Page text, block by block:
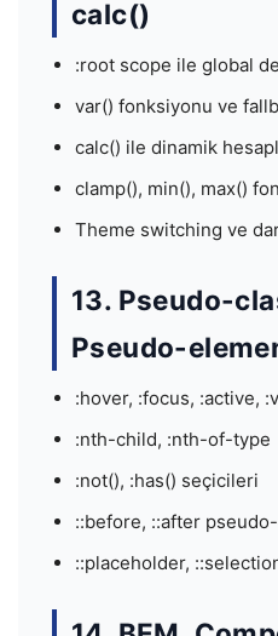
calc()
:root scope ile global
var() fonksiyonu ve
calc() ile dinamik
clamp(), min(), max()
Theme switching ve
13. Pseudo-
Pseudo-
:hover, :focus, :active,
:nth-child, :nth-of-type
:not(), :has() seçicileri
::before, ::after
::placeholder,